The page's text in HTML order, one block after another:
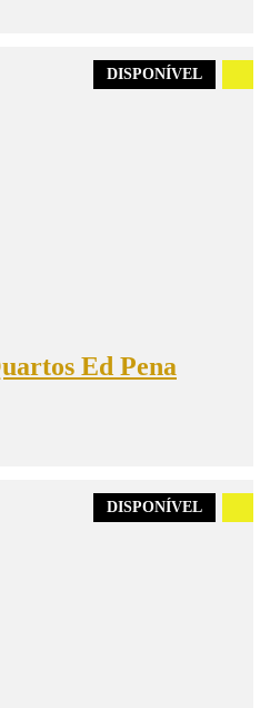
DISPONÍVEL
Ed Pena
DISPONÍVEL